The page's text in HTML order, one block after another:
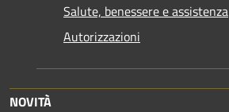
Salute, benessere e assistenza
Autorizzazioni
NOVITÀ